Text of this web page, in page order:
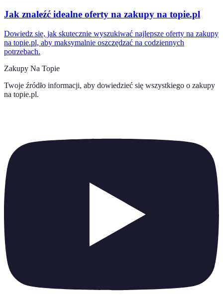
Jak znaleźć idealne oferty na zakupy na topie.pl
Dowiedz się, jak skutecznie wyszukiwać najlepsze oferty na zakupy
na topie.pl, aby maksymalnie oszczędzać na codziennych
potrzebach.
Zakupy Na Topie
Twoje źródło informacji, aby dowiedzieć się wszystkiego o zakupy
na topie.pl.